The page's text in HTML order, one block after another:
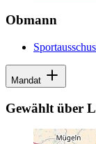
Obmann
Mandat
Gewählt über